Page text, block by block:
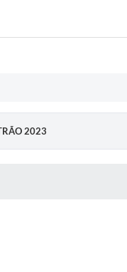
2023